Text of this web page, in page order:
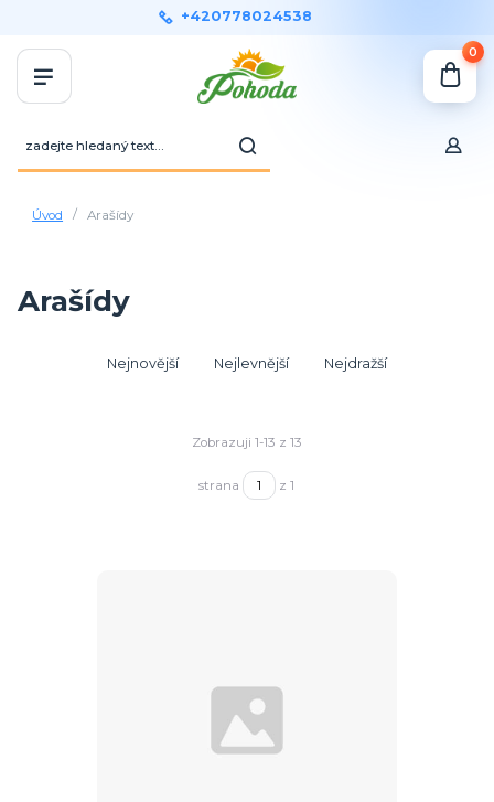
+420778024538
0
Úvod Arašídy
Arašídy
Nejnovější Nejlevnější Nejdražší
Zobrazuji 1-13 z 13
strana z 1